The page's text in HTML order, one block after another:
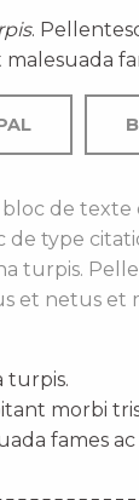
.
de texte
type
turpis.
et netus et
turpis.
morbi
fames